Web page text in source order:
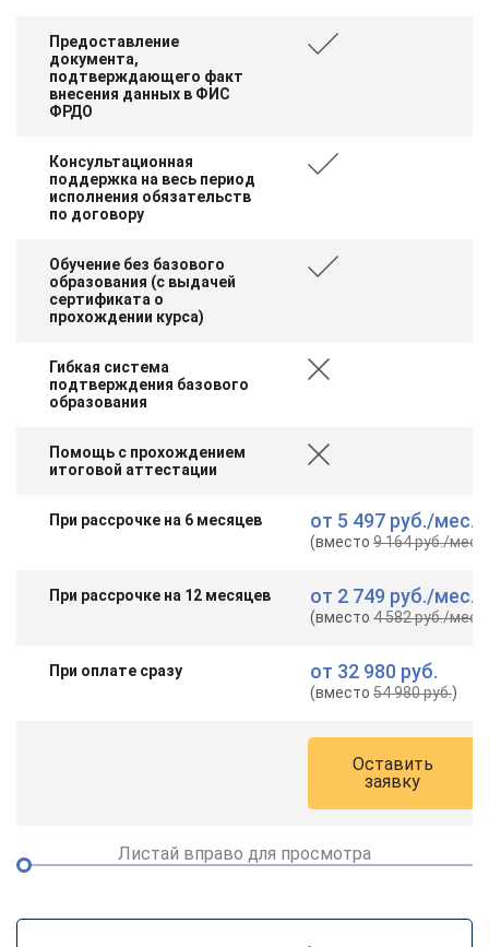
Предоставление
документа,
подтверждающего факт
внесения данных в ФИС
ФРДО
Консультационная
поддержка на весь период
исполнения обязательств
по договору
Обучение без базового
образования (с выдачей
сертификата о
прохождении курса)
Гибкая система
подтверждения базового
образования
Помощь с прохождением
итоговой аттестации
При рассрочке на 6 месяцев от 5 497 руб./мес.
(вместо9 164 руб./мес.
При рассрочке на 12 месяцев от 2 749 руб./мес.
(вместо4 582 руб./мес.
При оплате сразу от 32 980 руб.
(вместо54 980 руб.)
Оставить
заявку
Листай вправо для просмотра